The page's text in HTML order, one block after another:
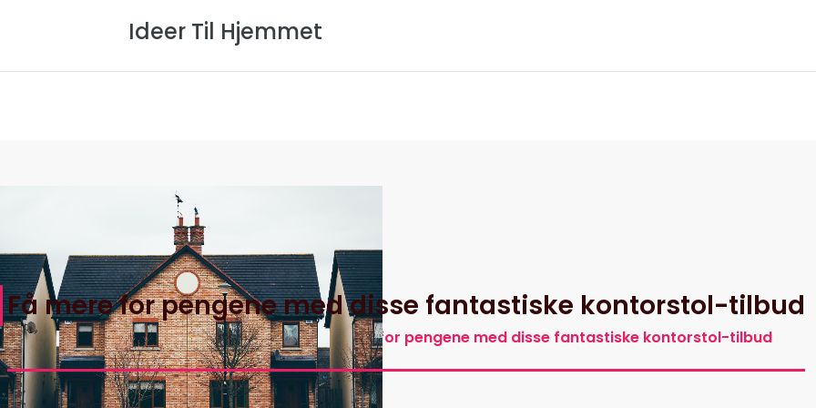
Ideer Til Hjemmet
Få mere for pengene med disse fantastiske kontorstol-tilbud
Hjem>Ideer Til Hjemmets Artikler>Få mere for pengene med disse fantastiske kontorstol-tilbud